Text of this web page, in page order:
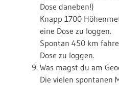
Dose daneben!)
Knapp 1700
eine Dose zu loggen.
Spontan 450 km
Dose zu loggen.
Was magst du am
Die vielen spontanen